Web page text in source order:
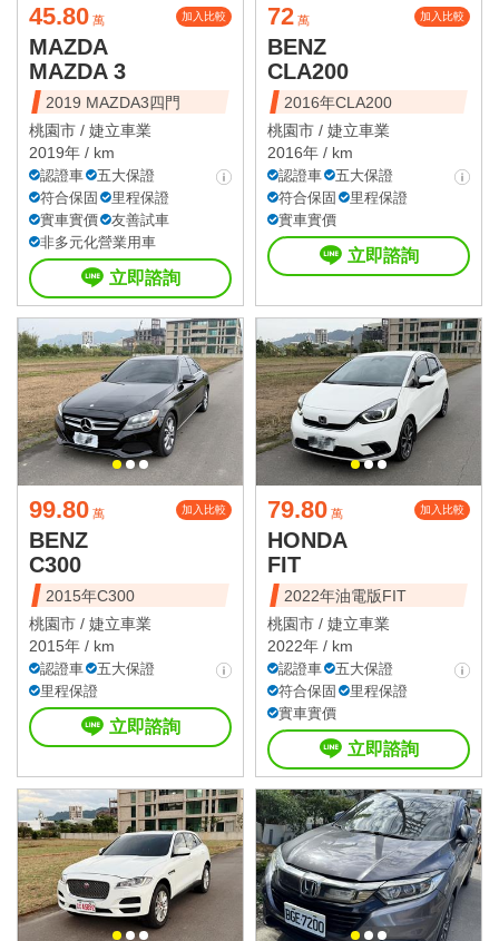
45.80 萬 加入比較
MAZDA
MAZDA 3
2019 MAZDA3四門
桃園市 / 婕立車業
2019年 / km
認證車
五大保證
符合保固
里程保證
實車實價
友善試車
非多元化營業用車
立即諮詢
72 萬 加入比較
BENZ
CLA200
2016年CLA200
桃園市 / 婕立車業
2016年 / km
認證車
五大保證
符合保固
里程保證
實車實價
立即諮詢
99.80 萬 加入比較
BENZ
C300
2015年C300
桃園市 / 婕立車業
2015年 / km
認證車
五大保證
里程保證
立即諮詢
79.80 萬 加入比較
HONDA
FIT
2022年油電版FIT
桃園市 / 婕立車業
2022年 / km
認證車
五大保證
符合保固
里程保證
實車實價
立即諮詢